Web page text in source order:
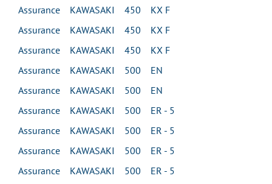
Assurance KAWASAKI 450 KX F
Assurance KAWASAKI 450 KX F
Assurance KAWASAKI 450 KX F
Assurance KAWASAKI 500 EN
Assurance KAWASAKI 500 EN
Assurance KAWASAKI 500 ER - 5
Assurance KAWASAKI 500 ER - 5
Assurance KAWASAKI 500 ER - 5
Assurance KAWASAKI 500 ER - 5